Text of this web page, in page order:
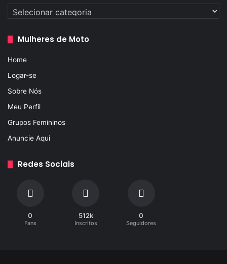
Categorias
Mulheres de Moto
Home
Logar-se
Sobre Nós
Meu Perfil
Grupos Femininos
Anuncie Aqui
Redes Sociais
0
Fans
512k
Inscritos
0
Seguidores